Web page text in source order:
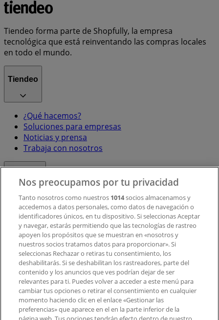
Tiendeo forma parte de Shopfully, la empresa
tecnológica que está reinventando las compras locales
en todo el mundo.
Tiendeo
¿Qué hacemos?
Soluciones para empresas
Noticias y prensa
Trabaja con nosotros
Contacto comercial y de marketing
Tienda mal colocada en el mapa
Notificar un folleto
¿Encontraste un problema en la web o en la
aplicación?
Índices
Marcas
Nos preocupamos por tu privacidad
Tanto nosotros como nuestros 1014socios almacenamos y
accedemos a datos personales, como datos de navegación o
identificadores únicos, en tu dispositivo. Si seleccionas Aceptar
y navegar, estarás permitiendo que las tecnologías de rastreo
apoyen los propósitos que se muestran en «nosotros y
nuestros socios tratamos datos para proporcionar». Si
seleccionas Rechazar o retiras tu consentimiento, los
deshabilitarás. Si se deshabilitan los rastreadores, parte del
contenido y los anuncios que ves podrían dejar de ser
relevantes para ti. Puedes volver a acceder a este menú para
cambiar tus opciones o retirar el consentimiento en cualquier
momento haciendo clic en el enlace «Gestionar las
preferencias» que aparece en el en la parte inferior de la